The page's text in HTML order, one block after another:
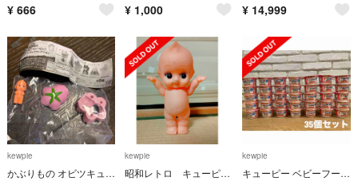
¥ 666 ¥ 1,000 ¥ 14,999
kewpie
かぶりもの オビツキューピー フィギュア コレクション 桜キューピー
kewpie
昭和レトロ キューピー人形
kewpie
キューピー ベビーフード すまいるカップ 12ヶ月 7種類35個セット